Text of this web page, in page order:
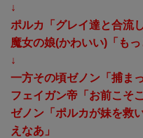
↓
ポルカ「グレイ達と合流し
魔女の娘(かわいい)「もっ
↓
一方その頃ゼノン「捕まっ
フェイガン帝「お前こそ
ゼノン「ポルカが妹を救
えなあ」